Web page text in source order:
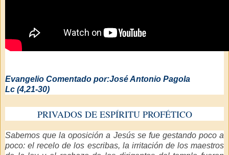
Evangelio Comentado por:José Antonio Pagola
Lc (4,21-30)
PRIVADOS DE ESPÍRITU PROFÉTICO
Sabemos que la oposición a Jesús se fue gestando poco a
poco: el recelo de los escribas, la irritación de los maestros